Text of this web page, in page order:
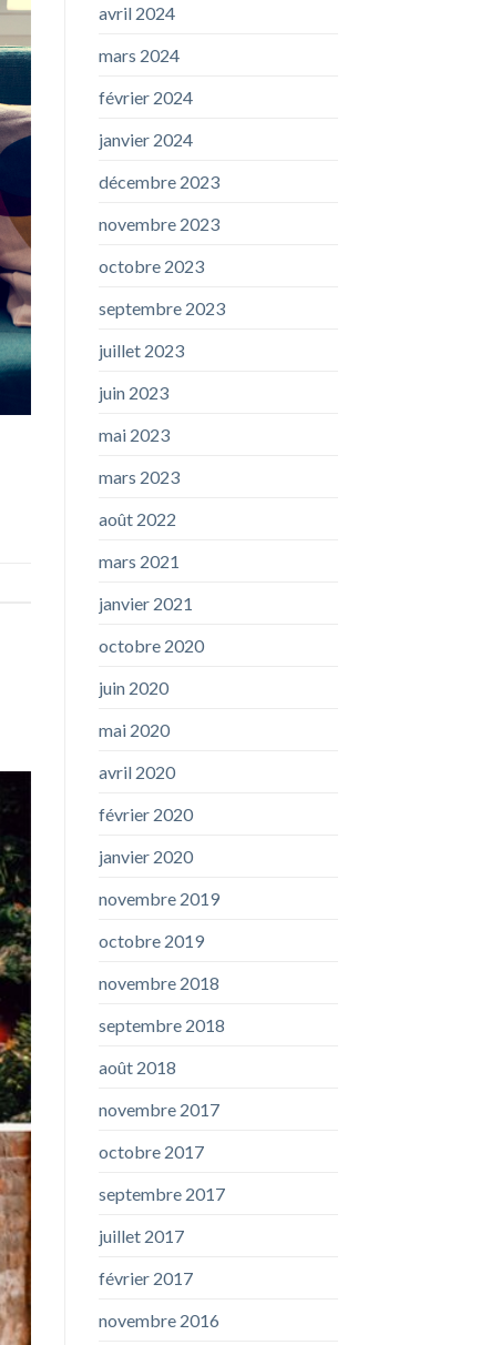
avril 2024
mars 2024
février 2024
janvier 2024
décembre 2023
novembre 2023
octobre 2023
septembre 2023
juillet 2023
juin 2023
mai 2023
mars 2023
août 2022
mars 2021
janvier 2021
octobre 2020
juin 2020
mai 2020
avril 2020
février 2020
janvier 2020
novembre 2019
octobre 2019
novembre 2018
septembre 2018
août 2018
novembre 2017
octobre 2017
septembre 2017
juillet 2017
février 2017
novembre 2016